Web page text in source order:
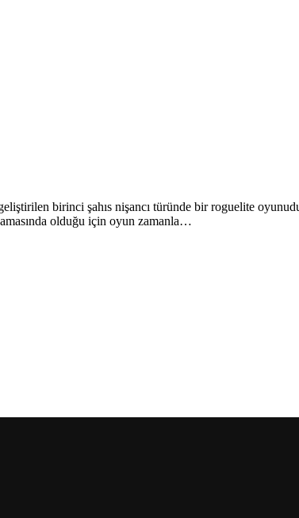
birinci şahıs nişancı türünde bir roguelite
olduğu için oyun zamanla…